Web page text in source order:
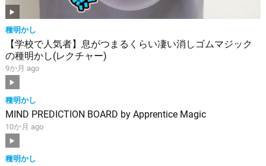
種明かし
【学校で人気者】息がつまるくらい凄い消しゴムマジック
の種明かし(レクチャー)
9か月 ago
種明かし
MIND PREDICTION BOARD by Apprentice Magic
10か月 ago
種明かし